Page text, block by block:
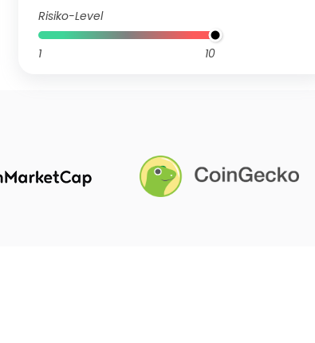
Risiko-Level
1 10